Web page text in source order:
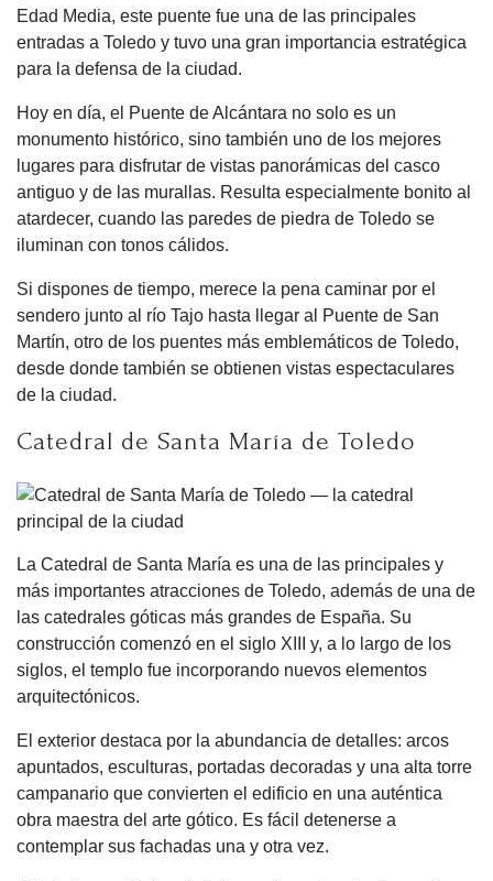
Edad Media, este puente fue una de las principales
entradas a Toledo y tuvo una gran importancia estratégica
para la defensa de la ciudad.
Hoy en día, el Puente de Alcántara no solo es un
monumento histórico, sino también uno de los mejores
lugares para disfrutar de vistas panorámicas del casco
antiguo y de las murallas. Resulta especialmente bonito al
atardecer, cuando las paredes de piedra de Toledo se
iluminan con tonos cálidos.
Si dispones de tiempo, merece la pena caminar por el
sendero junto al río Tajo hasta llegar al Puente de San
Martín, otro de los puentes más emblemáticos de Toledo,
desde donde también se obtienen vistas espectaculares
de la ciudad.
Catedral de Santa María de Toledo
La Catedral de Santa María es una de las principales y
más importantes atracciones de Toledo, además de una de
las catedrales góticas más grandes de España. Su
construcción comenzó en el siglo XIII y, a lo largo de los
siglos, el templo fue incorporando nuevos elementos
arquitectónicos.
El exterior destaca por la abundancia de detalles: arcos
apuntados, esculturas, portadas decoradas y una alta torre
campanario que convierten el edificio en una auténtica
obra maestra del arte gótico. Es fácil detenerse a
contemplar sus fachadas una y otra vez.